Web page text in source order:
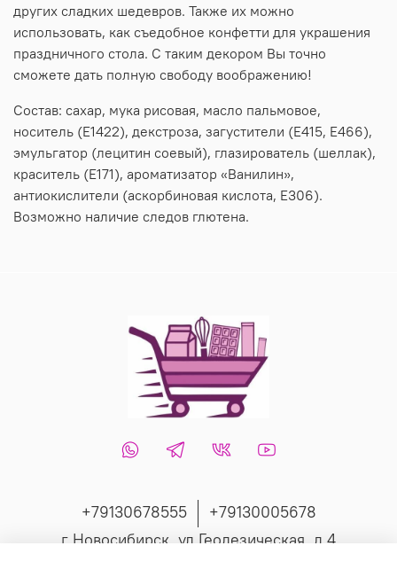
других сладких шедевров. Также их можно
использовать, как съедобное конфетти для украшения
праздничного стола. С таким декором Вы точно
сможете дать полную свободу воображению!
Состав: сахар, мука рисовая, масло пальмовое,
носитель (E1422), декстроза, загустители (E415, E466),
эмульгатор (лецитин соевый), глазирователь (шеллак),
краситель (E171), ароматизатор «Ванилин»,
антиокислители (аскорбиновая кислота, E306).
Возможно наличие следов глютена.
+79130678555
+79130005678
г Новосибирск, ул Геодезическая, д 4